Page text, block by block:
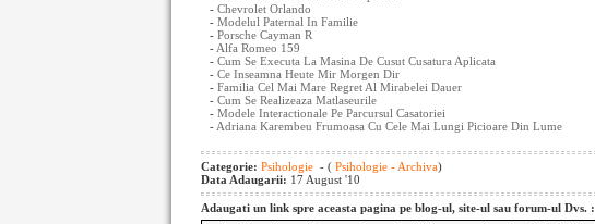
- Chevrolet Orlando
- Modelul Paternal In Familie
- Porsche Cayman R
- Alfa Romeo 159
- Cum Se Executa La Masina De Cusut Cusatura Aplicata
- Ce Inseamna Heute Mir Morgen Dir
- Familia Cel Mai Mare Regret Al Mirabelei Dauer
- Cum Se Realizeaza Matlaseurile
- Modele Interactionale Pe Parcursul Casatoriei
- Adriana Karembeu Frumoasa Cu Cele Mai Lungi Picioare Din Lume
Categorie: Psihologie - ( Psihologie - Archiva)
Data Adaugarii: 17 August '10
Adaugati un link spre aceasta pagina pe blog-ul, site-ul sau forum-ul Dvs. :